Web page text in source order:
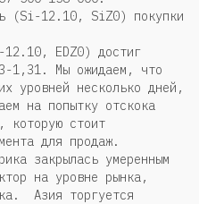
(Si-12.10, SiZ0) покупки
12.10, EDZ0) достиг
1,31. Мы ожидаем, что
уровней несколько дней,
на попытку отскока
которую стоит
для продаж.
закрылась умеренным
на уровне рынка,
Азия торгуется